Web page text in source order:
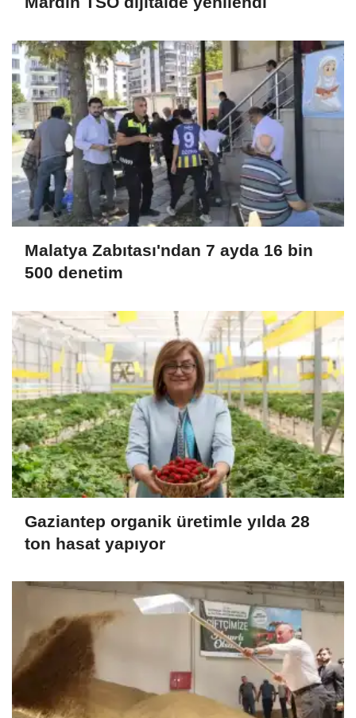
Malatya Zabıtası'ndan 7 ayda 16 bin
500 denetim
Gaziantep organik üretimle yılda 28
ton hasat yapıyor